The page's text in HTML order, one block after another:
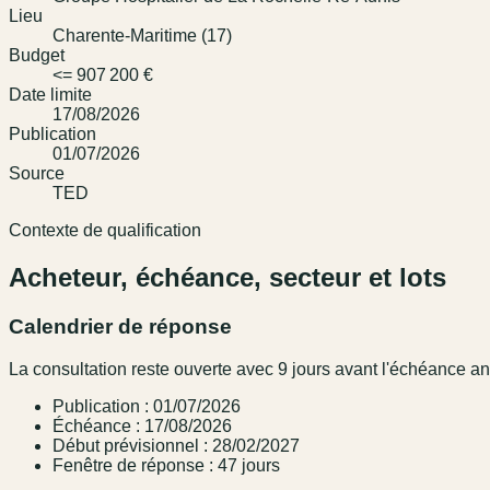
Lieu
Charente-Maritime (17)
Budget
<= 907 200 €
Date limite
17/08/2026
Publication
01/07/2026
Source
TED
Contexte de qualification
Acheteur, échéance, secteur et lots
Calendrier de réponse
La consultation reste ouverte avec 9 jours avant l'échéance
Publication : 01/07/2026
Échéance : 17/08/2026
Début prévisionnel : 28/02/2027
Fenêtre de réponse : 47 jours